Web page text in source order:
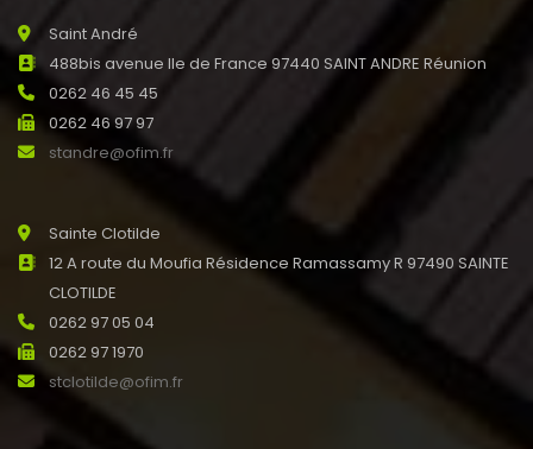
Saint André
488bis avenue Ile de France 97440 SAINT ANDRE Réunion
0262 46 45 45
0262 46 97 97
standre@ofim.fr
Sainte Clotilde
12 A route du Moufia Résidence Ramassamy R 97490 SAINTE
CLOTILDE
0262 97 05 04
0262 97 1970
stclotilde@ofim.fr